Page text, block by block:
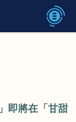
即將在「甘甜